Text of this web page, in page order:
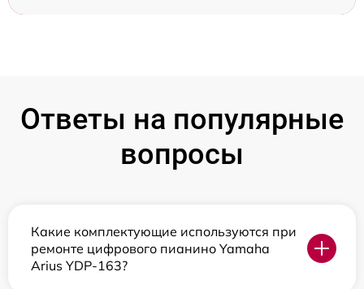
Ответы на популярные
вопросы
Какие комплектующие используются при
ремонте цифрового пианино Yamaha
Arius YDP-163?